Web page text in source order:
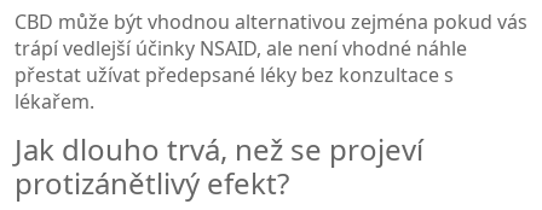
CBD může být vhodnou alternativou zejména pokud vás
trápí vedlejší účinky NSAID, ale není vhodné náhle
přestat užívat předepsané léky bez konzultace s
lékařem.
Jak dlouho trvá, než se projeví
protizánětlivý efekt?